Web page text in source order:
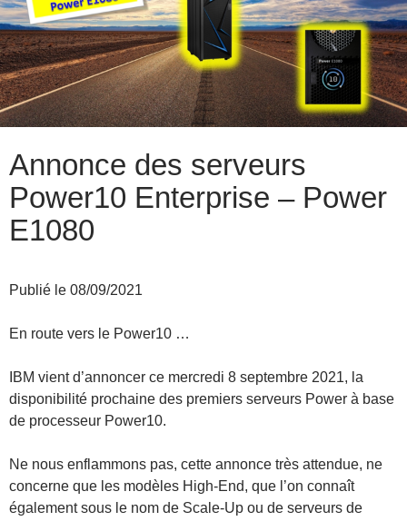
Annonce des serveurs
Power10 Enterprise – Power
E1080
Publié le 08/09/2021
En route vers le Power10 …
IBM vient d’annoncer ce mercredi 8 septembre 2021, la
disponibilité prochaine des premiers serveurs Power à base
de processeur Power10.
Ne nous enflammons pas, cette annonce très attendue, ne
concerne que les modèles High-End, que l’on connaît
également sous le nom de Scale-Up ou de serveurs de